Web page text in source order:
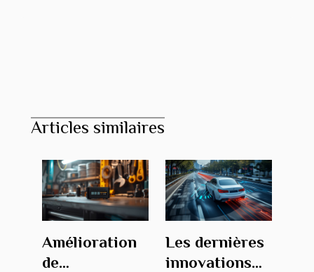
Articles similaires
Amélioration
de
Les dernières
innovations